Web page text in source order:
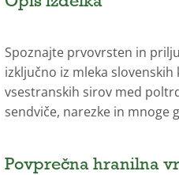
Spoznajte prvovrsten in
izključno iz mleka
vsestranskih sirov med
sendviče, narezke in mnoge
Povprečna hranilna